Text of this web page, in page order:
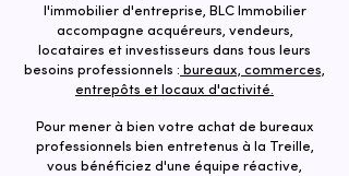
l'immobilier d'entreprise, BLC Immobilier
accompagne acquéreurs, vendeurs,
locataires et investisseurs dans tous leurs
besoins professionnels : bureaux, commerces,
entrepôts et locaux d'activité.
Pour mener à bien votre achat de bureaux
professionnels bien entretenus à la Treille,
vous bénéficiez d'une équipe réactive,